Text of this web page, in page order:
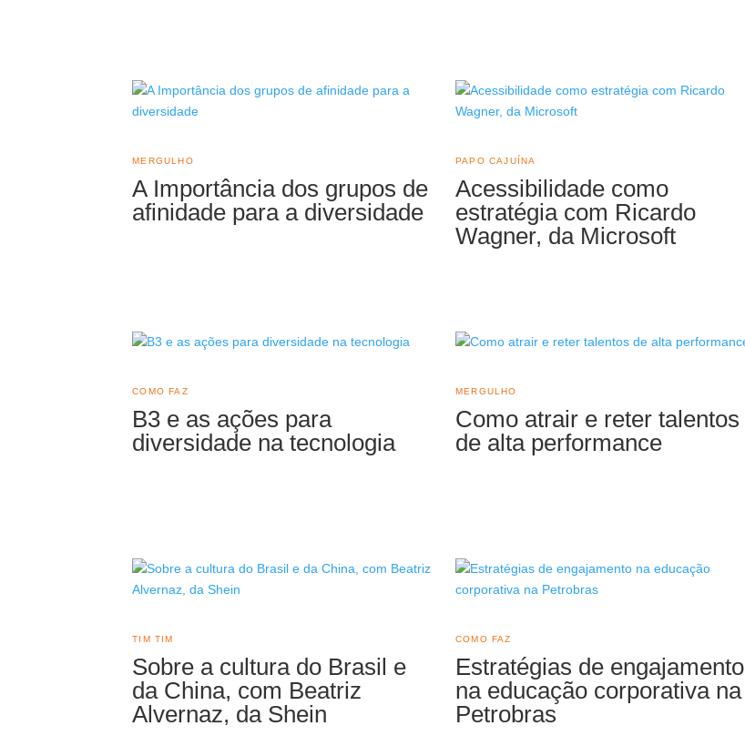
A Importância dos grupos de
afinidade para a diversidade
MERGULHO
Acessibilidade como
estratégia com Ricardo
Wagner, da Microsoft
PAPO CAJUÍNA
B3 e as ações para
diversidade na tecnologia
COMO FAZ
Como atrair e reter talentos
de alta performance
MERGULHO
Sobre a cultura do Brasil e
da China, com Beatriz
Alvernaz, da Shein
TIM TIM
Estratégias de engajamento
na educação corporativa na
Petrobras
COMO FAZ